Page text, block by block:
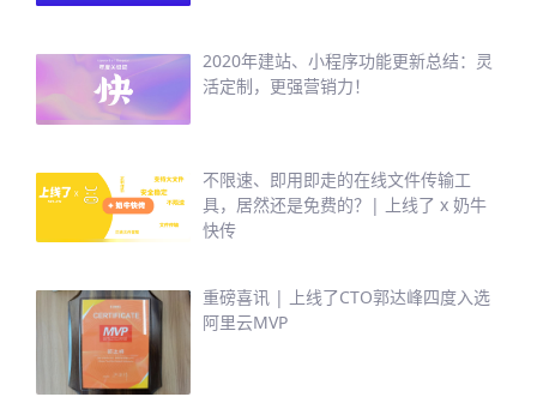
2020年建站、小程序功能更新总结：灵
活定制，更强营销力！
不限速、即用即走的在线文件传输工
具，居然还是免费的？| 上线了 x 奶牛
快传
重磅喜讯 | 上线了CTO郭达峰四度入选
阿里云MVP